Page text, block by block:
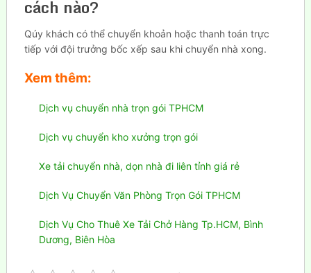
cách nào?
Qúy khách có thể chuyển khoản hoặc thanh toán trực
tiếp với đội trưởng bốc xếp sau khi chuyển nhà xong.
Xem thêm:
Dịch vụ chuyển nhà trọn gói TPHCM
Dịch vụ chuyển kho xưởng trọn gói
Xe tải chuyển nhà, dọn nhà đi liên tỉnh giá rẻ
Dịch Vụ Chuyển Văn Phòng Trọn Gói TPHCM
Dịch Vụ Cho Thuê Xe Tải Chở Hàng Tp.HCM, Bình
Dương, Biên Hòa